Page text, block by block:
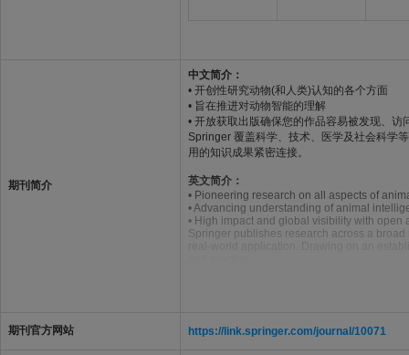
期刊简介
中文简介：
• 开创性研究动物(和人类)认知的各个方面
• 旨在推进对动物智能的理解
• 开放获取出版确保您的作品容易被发现、访
Springer 覆盖科学、技术、医学及社会科学
用的知识成果紧密连接。
英文简介：
• Pioneering research on all aspects of
• Advancing understanding of animal
• High impact and global visibility with open
Springer publishes research across a
期刊官方网站 https://link.springer.com/journal/10071